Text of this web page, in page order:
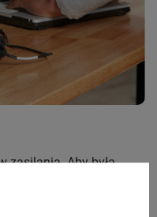
zasilania. Aby była
Jeśli pracujesz z